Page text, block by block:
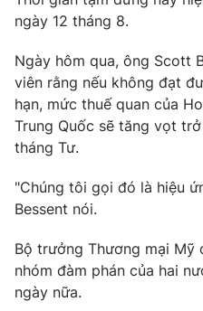
Ðiện thoại Thời báo VTV:
Email:
toasoan@vtv.vn
Liên hệ quảng cáo:024-
ngày 12 tháng 8.
Ngày hôm qua, ông Scott
viên rằng nếu không đạt
hạn, mức thuế quan của
Trung Quốc sẽ tăng vọt
tháng Tư.
"Chúng tôi gọi đó là hiệu
Bessent nói.
Bộ trưởng Thương mại Mỹ
nhóm đàm phán của hai
ngày nữa.